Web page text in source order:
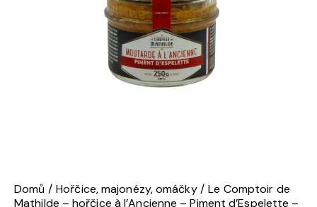
Domů Hořčice, majonézy, omáčky
Le Comptoir de
Mathilde – hořčice à l’Ancienne – Piment d’Espelette –